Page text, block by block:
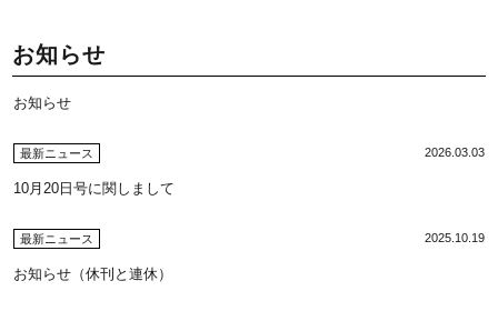
お知らせ
お知らせ
最新ニュース 2026.03.03
10月20日号に関しまして
最新ニュース 2025.10.19
お知らせ（休刊と連休）